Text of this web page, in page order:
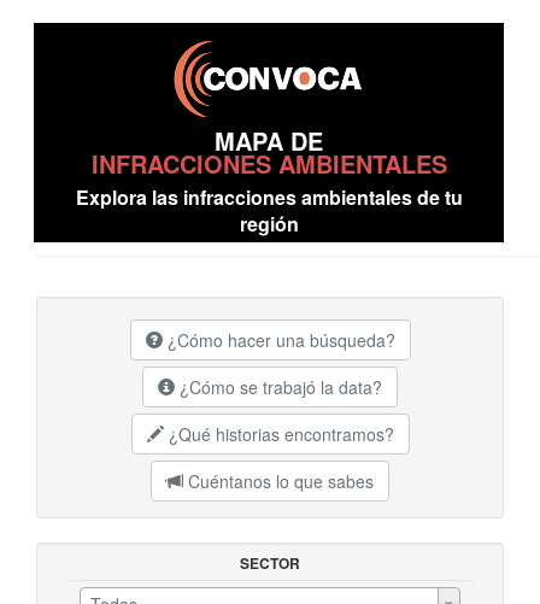
MAPA DE
INFRACCIONES AMBIENTALES
Explora las infracciones ambientales de tu
región
¿Cómo hacer una búsqueda?
¿Cómo se trabajó la data?
¿Qué historias encontramos?
Cuéntanos lo que sabes
SECTOR